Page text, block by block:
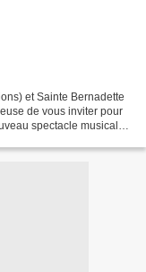
et Sainte Bernadette
de vous inviter pour
spectacle musical